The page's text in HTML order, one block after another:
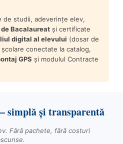
de studii, adeverințe elev,
Bacalaureat și certificate
digital al elevului (dosar de
conectate la catalog,
GPS și modulul Contracte
simplă și transparentă
Fără pachete, fără costuri